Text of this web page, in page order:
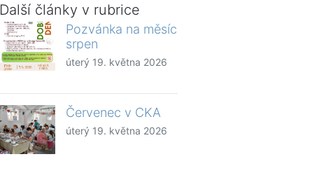
Další články v rubrice
Pozvánka na měsíc
srpen
úterý 19. května 2026
Červenec v CKA
úterý 19. května 2026